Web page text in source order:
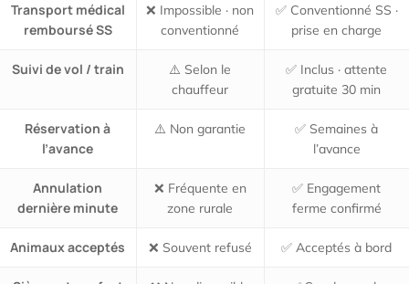
Transport médical
remboursé SS
❌ Impossible · non
conventionné
✅ Conventionné SS ·
prise en charge
Suivi de vol / train
⚠️ Selon le
chauffeur
✅ Inclus · attente
gratuite 30 min
Réservation à
l’avance
⚠️ Non garantie
✅ Semaines à
l’avance
Annulation
dernière minute
❌ Fréquente en
zone rurale
✅ Engagement
ferme confirmé
Animaux acceptés ❌ Souvent refusé ✅ Acceptés à bord